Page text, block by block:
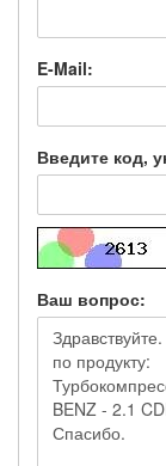
E-Mail:
Введите код,
Ваш вопрос: